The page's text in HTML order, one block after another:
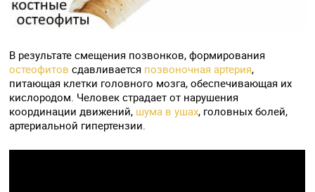
В результате смещения позвонков, формирования
остеофитов сдавливается позвоночная артерия,
питающая клетки головного мозга, обеспечивающая их
кислородом. Человек страдает от нарушения
координации движений, шума в ушах, головных болей,
артериальной гипертензии.